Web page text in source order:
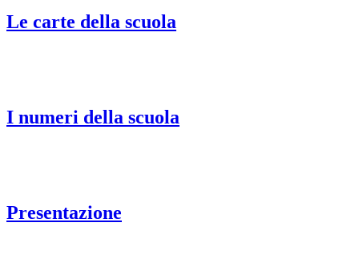
Le carte della scuola
I numeri della scuola
Presentazione